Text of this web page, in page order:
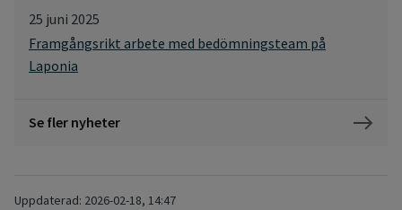
25 juni 2025
Framgångsrikt arbete med bedömningsteam på
Laponia
Se fler nyheter
Uppdaterad: 2026-02-18, 14:47